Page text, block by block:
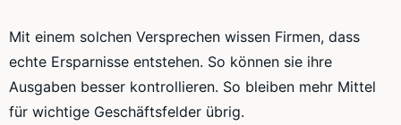
Mit einem solchen Versprechen wissen Firmen, dass
echte Ersparnisse entstehen. So können sie ihre
Ausgaben besser kontrollieren. So bleiben mehr Mittel
für wichtige Geschäftsfelder übrig.